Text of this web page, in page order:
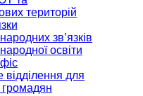
територій
зв’язків
освіти
відділення для
громадян